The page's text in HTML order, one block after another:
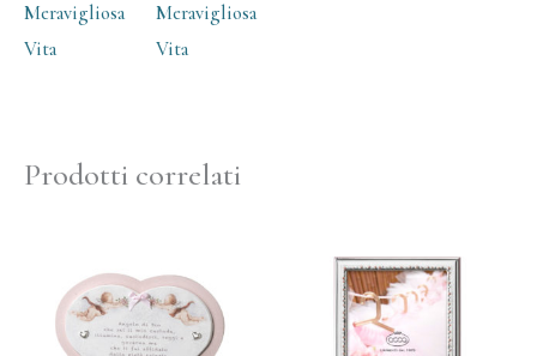
Meravigliosa
Vita
Meravigliosa
Vita
Prodotti correlati